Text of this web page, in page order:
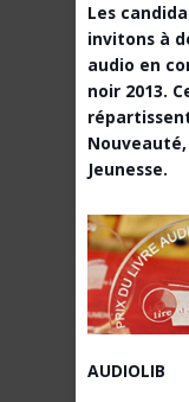
Les
invitons à
audio en
noir 2013.
Jeunesse.
AUDIOLIB